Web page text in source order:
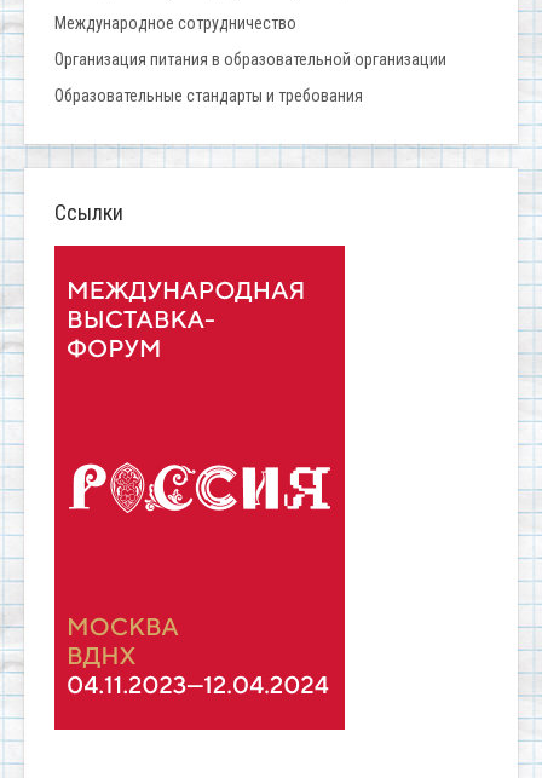
Международное сотрудничество
Организация питания в образовательной организации
Образовательные стандарты и требования
Ссылки